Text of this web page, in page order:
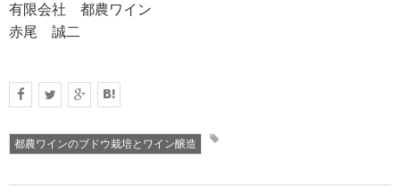
有限会社 都農ワイン
赤尾 誠二
都農ワインのブドウ栽培とワイン醸造